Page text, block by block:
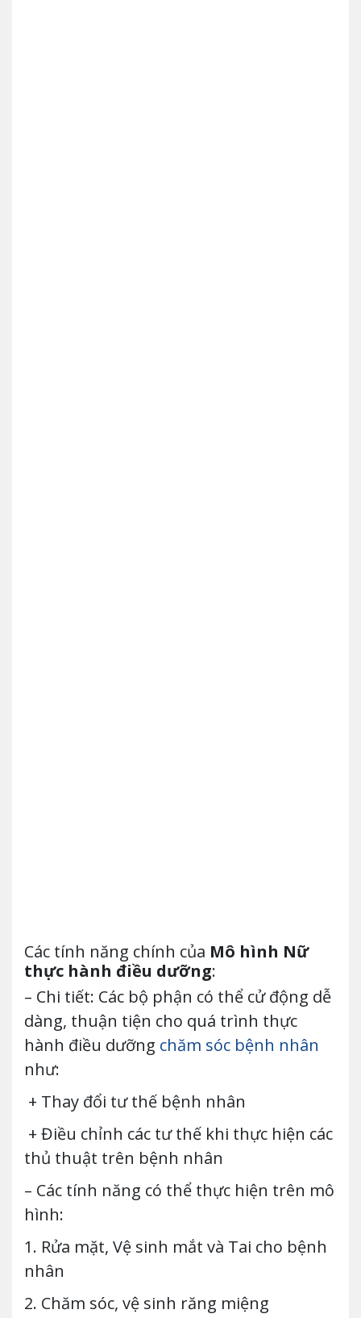
Các tính năng chính của Mô hình Nữ
thực hành điều dưỡng:
– Chi tiết: Các bộ phận có thể cử động dễ
dàng, thuận tiện cho quá trình thực
hành điều dưỡng chăm sóc bệnh nhân
như:
+ Thay đổi tư thế bệnh nhân
+ Điều chỉnh các tư thế khi thực hiện các
thủ thuật trên bệnh nhân
– Các tính năng có thể thực hiện trên mô
hình:
1. Rửa mặt, Vệ sinh mắt và Tai cho bệnh
nhân
2. Chăm sóc, vệ sinh răng miệng